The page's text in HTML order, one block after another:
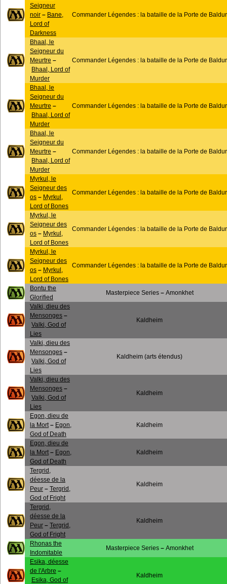
Seigneur
noir – Bane,
Lord of
Darkness
Commander Légendes : la bataille de la Porte de Baldur
Bhaal, le
Seigneur du
Meurtre –
Bhaal, Lord of
Murder
Commander Légendes : la bataille de la Porte de Baldur
Bhaal, le
Seigneur du
Meurtre –
Bhaal, Lord of
Murder
Commander Légendes : la bataille de la Porte de Baldur
Bhaal, le
Seigneur du
Meurtre –
Bhaal, Lord of
Murder
Commander Légendes : la bataille de la Porte de Baldur
Myrkul, le
Seigneur des
os – Myrkul,
Lord of Bones
Commander Légendes : la bataille de la Porte de Baldur
Myrkul, le
Seigneur des
os – Myrkul,
Lord of Bones
Commander Légendes : la bataille de la Porte de Baldur
Myrkul, le
Seigneur des
os – Myrkul,
Lord of Bones
Commander Légendes : la bataille de la Porte de Baldur
Bontu the
Glorified
Masterpiece Series– Amonkhet
Valki, dieu des
Mensonges –
Valki, God of
Lies
Kaldheim
Valki, dieu des
Mensonges –
Valki, God of
Lies
Kaldheim (arts étendus)
Valki, dieu des
Mensonges –
Valki, God of
Lies
Kaldheim
Egon, dieu de
la Mort – Egon,
God of Death
Kaldheim
Egon, dieu de
la Mort – Egon,
God of Death
Kaldheim
Tergrid,
déesse de la
Peur – Tergrid,
God of Fright
Kaldheim
Tergrid,
déesse de la
Peur – Tergrid,
God of Fright
Kaldheim
Rhonas the
Indomitable
Masterpiece Series– Amonkhet
Esika, déesse
de l'Arbre –
Esika, God of
Kaldheim